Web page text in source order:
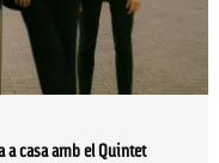
a casa amb el Quintet